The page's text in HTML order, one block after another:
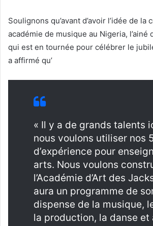
Soulignons qu’avant d’avoir l’idée de la
académie de musique au Nigeria, l’ainé
qui est en tournée pour célébrer le
a affirmé qu’
« Il y a de grands talents
nous voulons utiliser nos
d’expérience pour
arts. Nous voulons
l’Académie d’Art des
aura un programme de
dispense de la musique,
la production, la danse et